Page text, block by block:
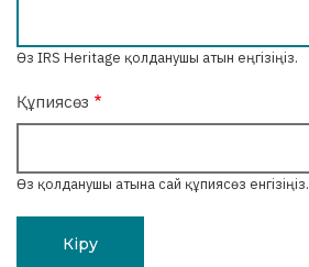
Өз IRS Heritage қолданушы атын еңгізіңіз.
Құпиясөз
Өз қолданушы атына сай құпиясөз енгізіңіз.